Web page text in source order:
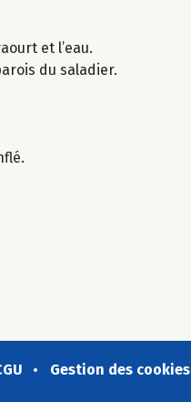
et l’eau.
du saladier.
Gestion des cookies